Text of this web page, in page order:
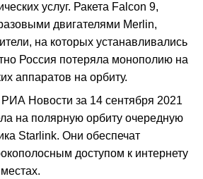
услуг. Ракета Falcon 9,
двигателями Merlin,
на которых устанавливались
Россия потеряла монополию на
аппаратов на орбиту.
Новости за 14 сентября 2021
на полярную орбиту очередную
Starlink. Они обеспечат
доступом к интернету